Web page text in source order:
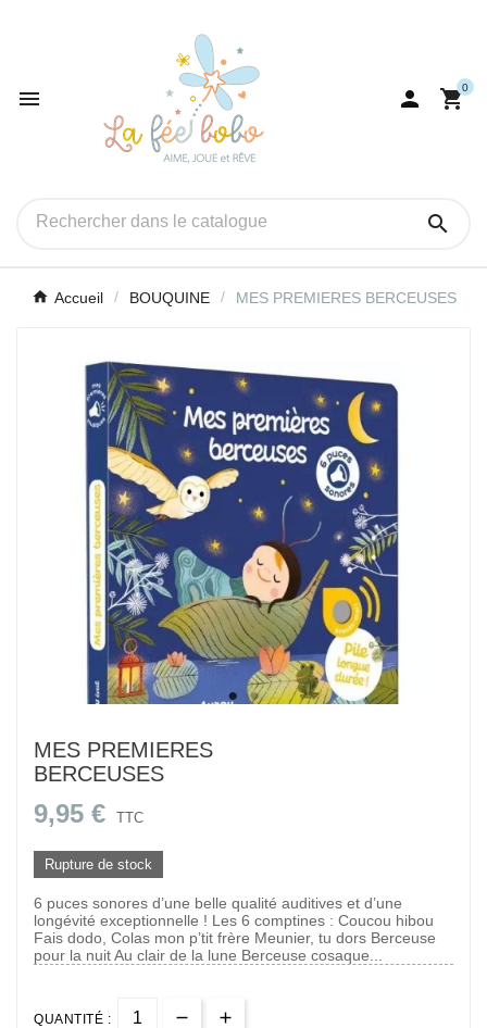
  0

Accueil BOUQUINE MES PREMIERES BERCEUSES
MES PREMIERES
BERCEUSES
9,95 € TTC
Rupture de stock
6 puces sonores d’une belle qualité auditives et d’une
longévité exceptionnelle ! Les 6 comptines : Coucou hibou
Fais dodo, Colas mon p’tit frère Meunier, tu dors Berceuse
pour la nuit Au clair de la lune Berceuse cosaque...
QUANTITÉ :